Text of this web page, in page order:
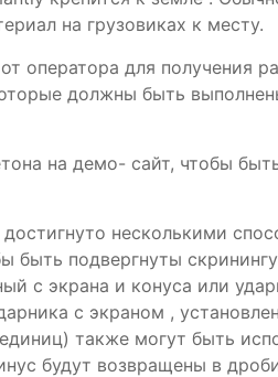
на грузовиках к месту.
оператора для получения
должны быть
на демо- сайт, чтобы
несколькими
быть подвергнуты
с экрана и конуса или
с экраном ,
также могут быть
будут возвращены в